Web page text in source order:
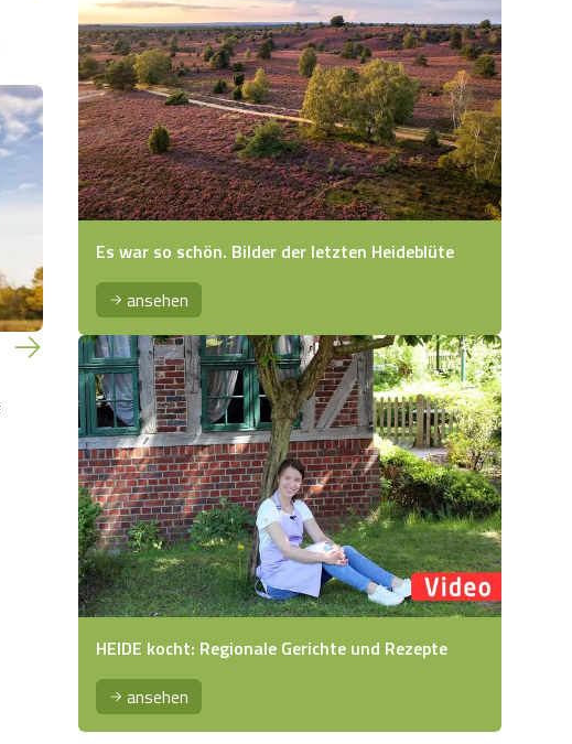
Es war so schön. Bilder der letzten Heideblüte
ansehen
HEIDE kocht: Regionale Gerichte und Rezepte
ansehen